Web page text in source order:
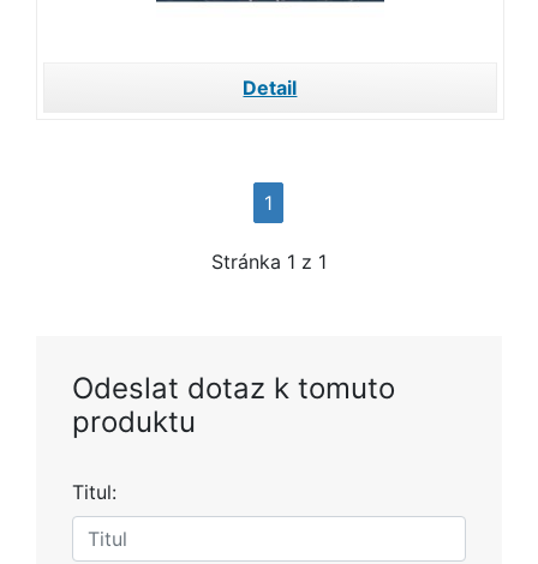
Detail
1
Stránka 1 z 1
Odeslat dotaz k tomuto
produktu
Titul: